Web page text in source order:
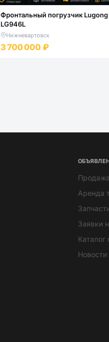
Фронтальный погрузчик Lugong
LG946L
Нижневартовск
3 700 000 ₽
Аренда
Заявки
Каталог
Новости